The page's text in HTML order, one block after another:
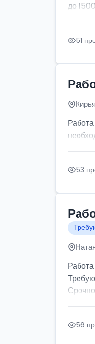
до
51
53
56